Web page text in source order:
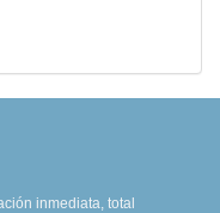
inmediata, total